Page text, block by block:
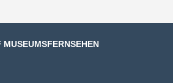
MUSEUMSFERNSEHEN